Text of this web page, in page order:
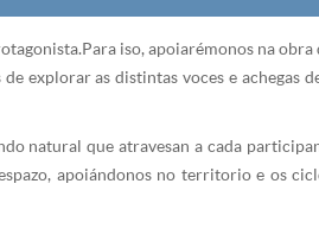
Para iso, apoiarémonos na
explorar as distintas voces e achegas
natural que atravesan a cada
apoiándonos no territorio e os